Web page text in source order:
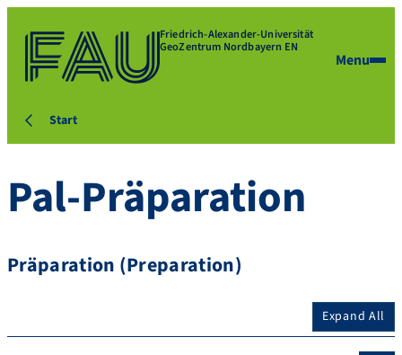
Friedrich-Alexander-Universität
GeoZentrum Nordbayern EN
Menu
Start
Pal-Präparation
Präparation (Preparation)
Expand All